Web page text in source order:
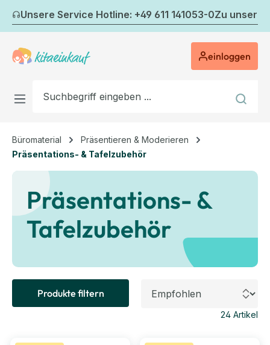
Zum Hauptinhalt springen
Unsere Service Hotline: +49 611 141053-0Zu
einloggen
Büromaterial
Präsentieren & Moderieren
Präsentations- & Tafelzubehör
Präsentations- &
Tafelzubehör
Produkte filtern
24 Artikel